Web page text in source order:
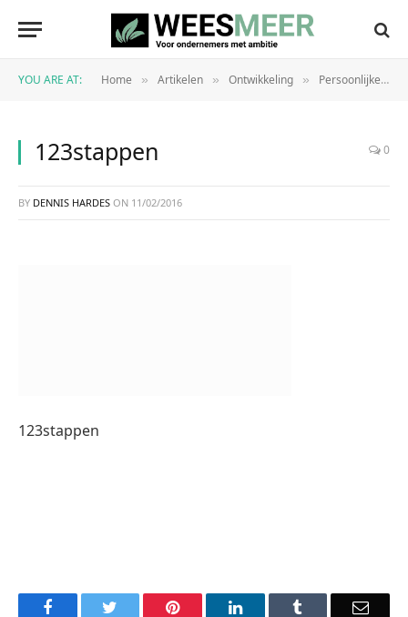
YOU ARE AT: Home » Artikelen » Ontwikkeling » Persoonlijke ontwikkeling
123stappen 0
BY DENNIS HARDES ON 11/02/2016
123stappen
Facebook Pinterest LinkedIn Email